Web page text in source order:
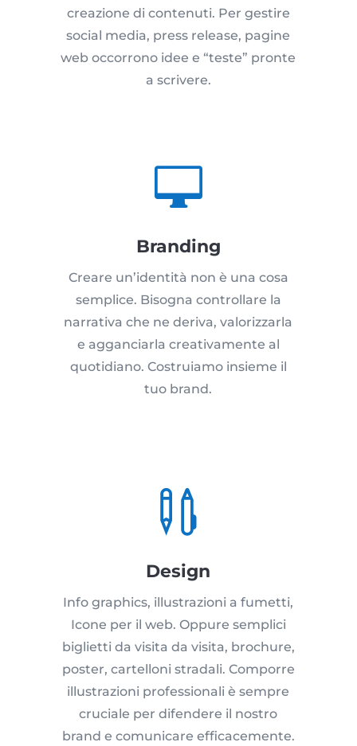
creazione di contenuti. Per gestire
social media, press release, pagine
web occorrono idee e “teste” pronte
a scrivere.

Branding
Creare un’identità non è una cosa
semplice. Bisogna controllare la
narrativa che ne deriva, valorizzarla
e agganciarla creativamente al
quotidiano. Costruiamo insieme il
tuo brand.

Design
Info graphics, illustrazioni a fumetti,
Icone per il web. Oppure semplici
biglietti da visita da visita, brochure,
poster, cartelloni stradali. Comporre
illustrazioni professionali è sempre
cruciale per difendere il nostro
brand e comunicare efficacemente.